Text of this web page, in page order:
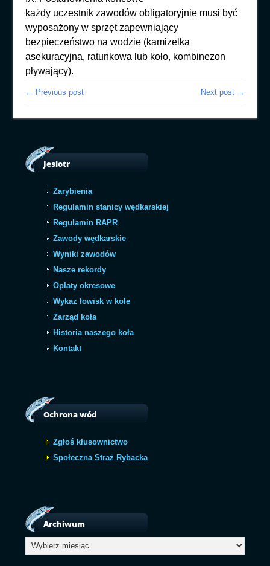
każdy uczestnik zawodów obligatoryjnie musi być
wyposażony w sprzęt zapewniający
bezpieczeństwo na wodzie (kamizelka
asekuracyjna, ratunkowa lub koło, kombinezon
pływający).
← Previous post Next post →
Jesiotr
Zarybienia
Regulamin stanicy wędkarskiej
Regulamin RAPR
Zawody wędkarskie
Wyniki zawodów
Nasze rekordy
Opłaty okresowe
Wykaz łowisk w kole
Zarząd koła
Historia naszego koła
Kontakt
Ochrona wód
Zgłoś kłusownictwo
Społeczna Straż Rybacka
Archiwum
Archiwum